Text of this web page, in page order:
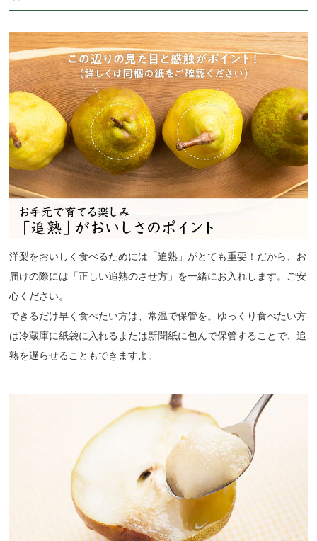
洋梨をおいしく食べるためには「追熟」がとても重要！だから、お
届けの際には「正しい追熟のさせ方」を一緒にお入れします。ご安
心ください。
できるだけ早く食べたい方は、常温で保管を。ゆっくり食べたい方
は冷蔵庫に紙袋に入れるまたは新聞紙に包んで保管することで、追
熟を遅らせることもできますよ。